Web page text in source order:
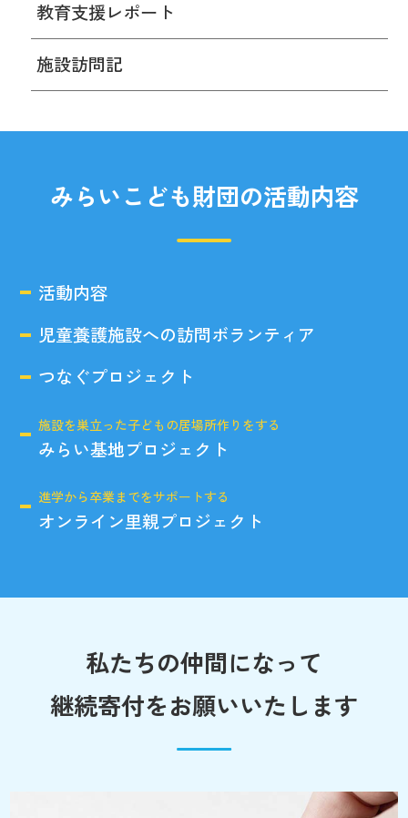
教育支援レポート
施設訪問記
みらいこども財団の活動内容
活動内容
児童養護施設への訪問ボランティア
つなぐプロジェクト
施設を巣立った子どもの居場所作りをする
みらい基地プロジェクト
進学から卒業までをサポートする
オンライン里親プロジェクト
私たちの仲間になって
継続寄付をお願いいたします